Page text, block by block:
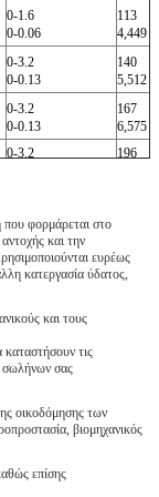
0-1.6
0-0.06
113
4,449
0-3.2
0-0.13
140
5,512
0-3.2
0-0.13
167
6,575
0-3.2
196
που φορμάρεται στο
και την
ευρέως
κατεργασία ύδατος,
και τους
τις
σωλήνων σας
οικοδόμησης των
βιομηχανικός
επίσης